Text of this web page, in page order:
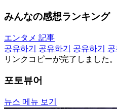
みんなの感想ランキング
エンタメ 記事
공유하기
공유하기 공유하기 공
リンクコピーが完了しました。
포토뷰어
뉴스 메뉴 보기